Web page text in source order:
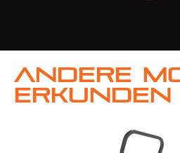
Andere
erkunden